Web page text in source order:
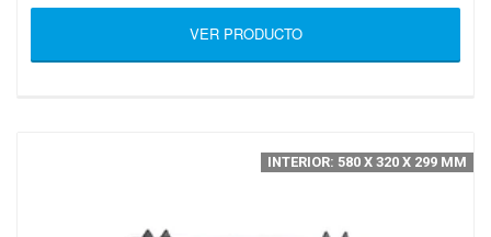
VER PRODUCTO
INTERIOR: 580 X 320 X 299 MM